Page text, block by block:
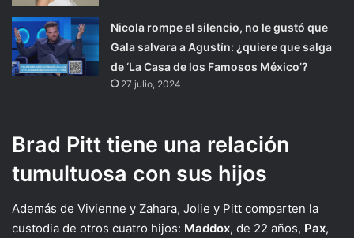
Nicola rompe el silencio, no le gustó que
Gala salvara a Agustín: ¿quiere que salga
de ‘La Casa de los Famosos México’?
27 julio, 2024
Brad Pitt tiene una relación
tumultuosa con sus hijos
Además de Vivienne y Zahara, Jolie y Pitt comparten la
custodia de otros cuatro hijos: Maddox, de 22 años, Pax,